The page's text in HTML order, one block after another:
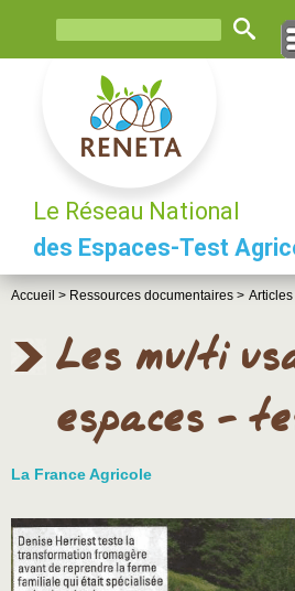
Le Réseau National
des Espaces-Test
Accueil > Ressources documentaires >
Les multi
espaces -
La France Agricole